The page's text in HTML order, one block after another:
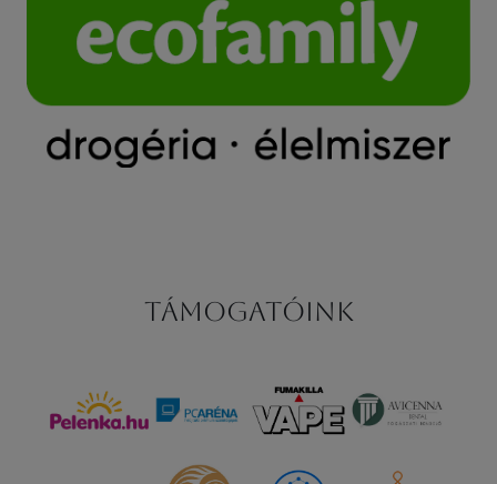
Támogatóink